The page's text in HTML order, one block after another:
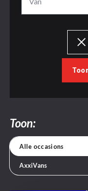
Toon:
Alle occasions
AxxiVans